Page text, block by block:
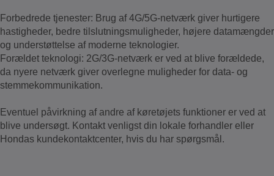
Forbedrede tjenester: Brug af 4G/5G-netværk giver hurtigere
hastigheder, bedre tilslutningsmuligheder, højere datamængder
og understøttelse af moderne teknologier.
Forældet teknologi: 2G/3G-netværk er ved at blive forældede,
da nyere netværk giver overlegne muligheder for data- og
stemmekommunikation.
Eventuel påvirkning af andre af køretøjets funktioner er ved at
blive undersøgt. Kontakt venligst din lokale forhandler eller
Hondas kundekontaktcenter, hvis du har spørgsmål.